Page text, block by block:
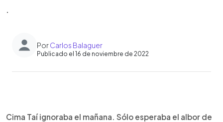
.
PorCarlos Balaguer
Publicado el 16 de noviembre de 2022
► Escuchar artículo
Cima Taí ignoraba el mañana. Sólo esperaba el albor de